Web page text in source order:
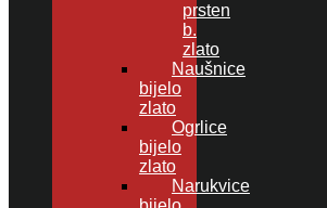
prsten
b.
zlato
Naušnice
bijelo
zlato
Ogrlice
bijelo
zlato
Narukvice